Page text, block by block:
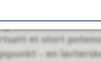
måte: Biblioteket
et stort
– en